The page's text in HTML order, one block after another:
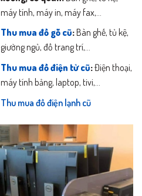
máy tính, máy in, máy fax,…
Thu mua đồ gỗ cũ:Bàn ghế, tủ kệ,
giường ngủ, đồ trang trí,…
Thu mua đồ điện tử cũ:Điện thoại,
máy tính bảng, laptop, tivi,…
Thu mua đồ điện lạnh cũ